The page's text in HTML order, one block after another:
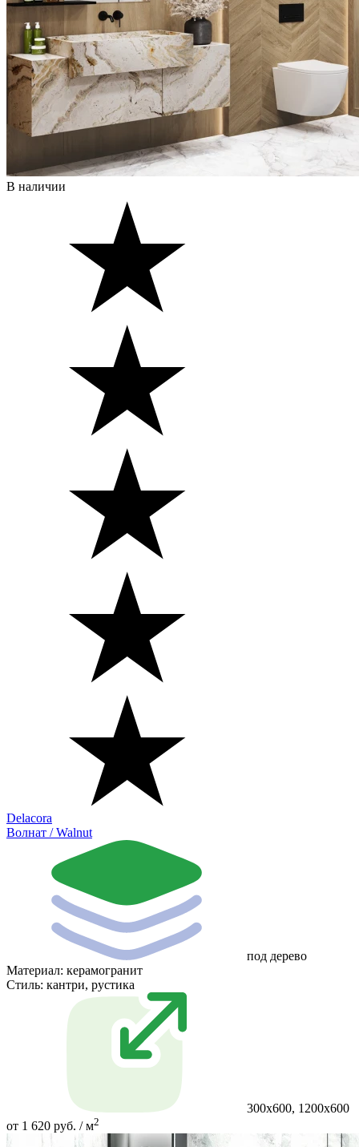
В наличии
Delacora
Волнат / Walnut
под дерево
Материал: керамогранит
Стиль: кантри, рустика
300х600, 1200х600
от 1 620 руб. / м2